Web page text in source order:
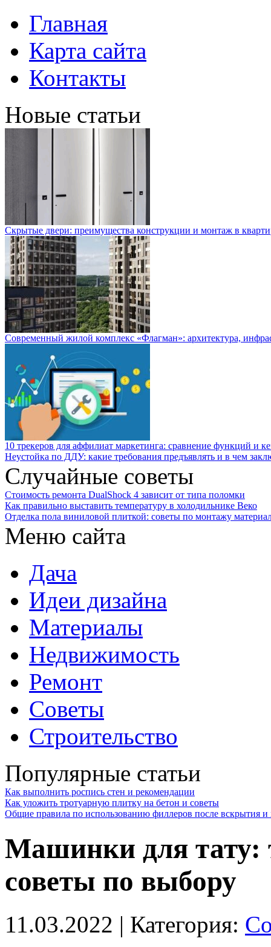
Главная
Карта сайта
Контакты
Новые статьи
Скрытые двери: преимущества конструкции и монтаж в
Современный жилой комплекс «Флагман»: архитектура,
10 трекеров для аффилиат маркетинга: сравнение функций и
Неустойка по ДДУ: какие требования предъявлять и в чем
Случайные советы
Стоимость ремонта DualShock 4 зависит от типа поломки
Как правильно выставить температуру в холодильнике Веко
Отделка пола виниловой плиткой: советы по монтажу
Меню сайта
Дача
Идеи дизайна
Материалы
Недвижимость
Ремонт
Советы
Строительство
Популярные статьи
Как выполнить роспись стен и рекомендации
Как уложить тротуарную плитку на бетон и советы
Общие правила по использованию филлеров после вскрытия и
Машинки для тату:
советы по выбору
11.03.2022 | Категория: